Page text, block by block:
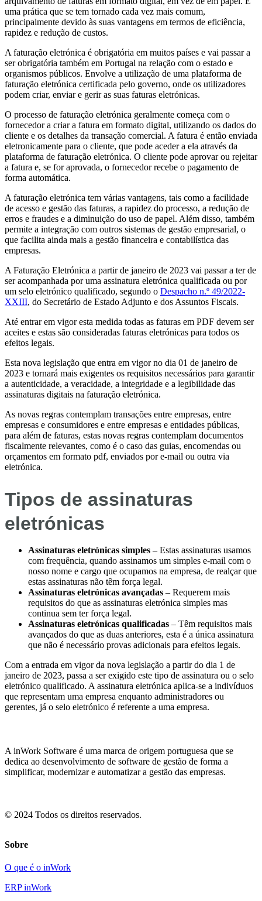
uma prática que se tem tornado cada vez mais comum,
principalmente devido às suas vantagens em termos de eficiência,
rapidez e redução de custos.
A faturação eletrónica é obrigatória em muitos países e vai passar a
ser obrigatória também em Portugal na relação com o estado e
organismos públicos. Envolve a utilização de uma plataforma de
faturação eletrónica certificada pelo governo, onde os utilizadores
podem criar, enviar e gerir as suas faturas eletrónicas.
O processo de faturação eletrónica geralmente começa com o
fornecedor a criar a fatura em formato digital, utilizando os dados do
cliente e os detalhes da transação comercial. A fatura é então enviada
eletronicamente para o cliente, que pode aceder a ela através da
plataforma de faturação eletrónica. O cliente pode aprovar ou rejeitar
a fatura e, se for aprovada, o fornecedor recebe o pagamento de
forma automática.
A faturação eletrónica tem várias vantagens, tais como a facilidade
de acesso e gestão das faturas, a rapidez do processo, a redução de
erros e fraudes e a diminuição do uso de papel. Além disso, também
permite a integração com outros sistemas de gestão empresarial, o
que facilita ainda mais a gestão financeira e contabilística das
empresas.
A Faturação Eletrónica a partir de janeiro de 2023 vai passar a ter de
ser acompanhada por uma assinatura eletrónica qualificada ou por
um selo eletrónico qualificado, segundo o Despacho n.º 49/2022-
XXIII, do Secretário de Estado Adjunto e dos Assuntos Fiscais.
Até entrar em vigor esta medida todas as faturas em PDF devem ser
aceites e estas são consideradas faturas eletrónicas para todos os
efeitos legais.
Esta nova legislação que entra em vigor no dia 01 de janeiro de
2023 e tornará mais exigentes os requisitos necessários para garantir
a autenticidade, a veracidade, a integridade e a legibilidade das
assinaturas digitais na faturação eletrónica.
As novas regras contemplam transações entre empresas, entre
empresas e consumidores e entre empresas e entidades públicas,
para além de faturas, estas novas regras contemplam documentos
fiscalmente relevantes, como é o caso das guias, encomendas ou
orçamentos em formato pdf, enviados por e-mail ou outra via
eletrónica.
Tipos de assinaturas
eletrónicas
Assinaturas eletrónicas simples – Estas assinaturas usamos
com frequência, quando assinamos um simples e-mail com o
nosso nome e cargo que ocupamos na empresa, de realçar que
estas assinaturas não têm força legal.
Assinaturas eletrónicas avançadas – Requerem mais
requisitos do que as assinaturas eletrónica simples mas
continua sem ter força legal.
Assinaturas eletrónicas qualificadas – Têm requisitos mais
avançados do que as duas anteriores, esta é a única assinatura
que não é necessário provas adicionais para efeitos legais.
Com a entrada em vigor da nova legislação a partir do dia 1 de
janeiro de 2023, passa a ser exigido este tipo de assinatura ou o selo
eletrónico qualificado. A assinatura eletrónica aplica-se a indivíduos
que representam uma empresa enquanto administradores ou
gerentes, já o selo eletrónico é referente a uma empresa.
A inWork Software é uma marca de origem portuguesa que se
dedica ao desenvolvimento de software de gestão de forma a
simplificar, modernizar e automatizar a gestão das empresas.
© 2024 Todos os direitos reservados.
Sobre
O que é o inWork
ERP inWork